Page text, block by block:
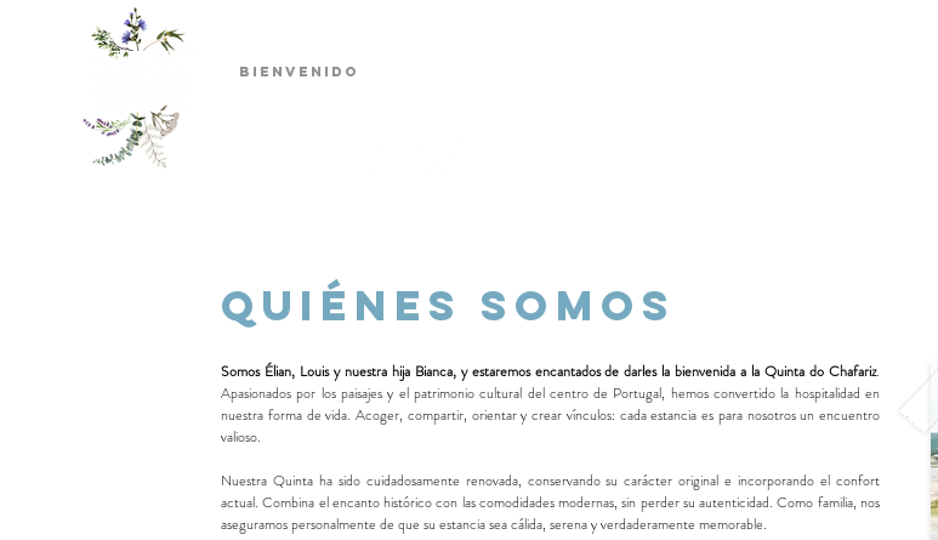
BIENVENIDO
QUIÉNES SOMOS
Somos Élian, Louis y nuestra hija Bianca, y estaremos encantados de darles la bienvenida a la Quinta do Chafariz.
Apasionados por los paisajes y el patrimonio cultural del centro de Portugal, hemos convertido la hospitalidad en
nuestra forma de vida. Acoger, compartir, orientar y crear vínculos: cada estancia es para nosotros un encuentro
valioso.
Nuestra Quinta ha sido cuidadosamente renovada, conservando su carácter original e incorporando el confort
actual. Combina el encanto histórico con las comodidades modernas, sin perder su autenticidad. Como familia, nos
aseguramos personalmente de que su estancia sea cálida, serena y verdaderamente memorable.